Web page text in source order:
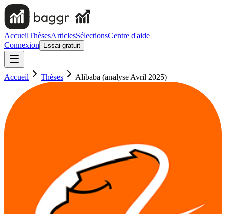
AccueilThèsesArticlesSélectionsCentre d'aide
Connexion
Essai gratuit
Accueil Thèses Alibaba (analyse Avril 2025)